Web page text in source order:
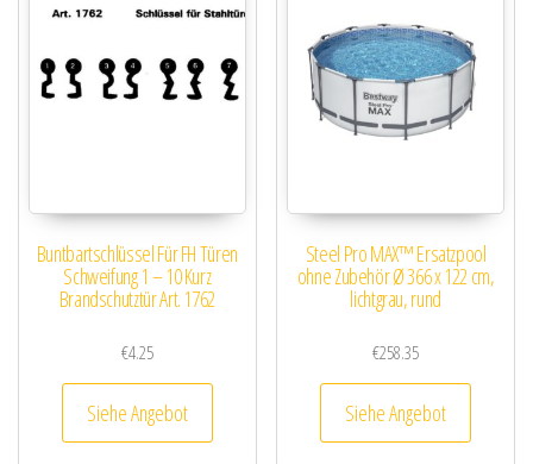
Buntbartschlüssel Für FH Türen
Schweifung 1 – 10 Kurz
Brandschutztür Art. 1762
€4.25
Siehe Angebot
Steel Pro MAX™ Ersatzpool
ohne Zubehör Ø 366 x 122 cm,
lichtgrau, rund
€258.35
Siehe Angebot